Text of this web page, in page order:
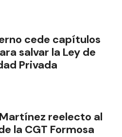
cede capítulos
salvar la Ley de
Privada
reelecto al
la CGT Formosa